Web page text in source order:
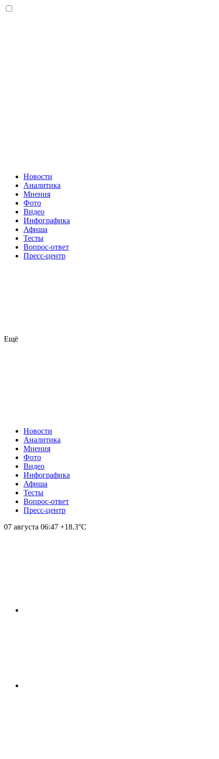
Новости
Аналитика
Мнения
Фото
Видео
Инфографика
Афиша
Тесты
Вопрос-ответ
Пресс-центр
Ещё
Новости
Аналитика
Мнения
Фото
Видео
Инфографика
Афиша
Тесты
Вопрос-ответ
Пресс-центр
07 августа 06:47 +18.3°С